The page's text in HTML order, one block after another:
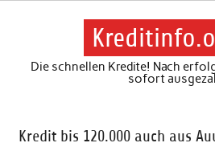
Skip
Die schnellen Kredite! Nach
sofort
Kredit bis 120.000 auch aus